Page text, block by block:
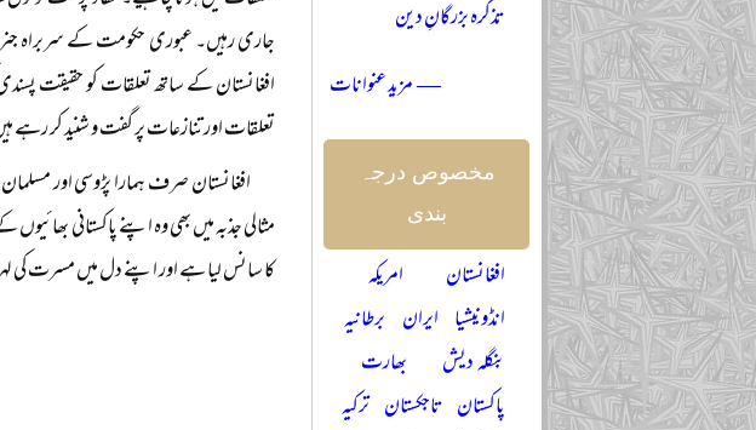
جاری رہیں۔ عبوری حکومت کے سربراہ جنرل
افغانستان کے ساتھ تعلقات کو حقیقت
تعلقات اور تنازعات پر گفت و شنید کر رہے
افغانستان صرف ہمارا پڑوسی اور
مثالی جذبہ میں بھی وہ اپنے پاکستانی
کا سانس لیا ہے اور اپنے دل میں مسرت کی
تذکرہ بزرگانِ دین
— مزید عنوانات
مخصوص درجہ
بندی
افغانستان
امریکہ
انڈونیشیا ایران برطانیہ
بنگلہ دیش
بھارت
پاکستان تاجکستان ترکیہ